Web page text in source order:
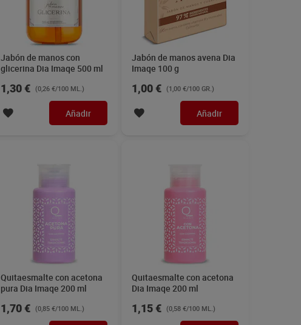
Jabón de manos con
glicerina Dia Imaqe 500 ml
1,30 € (0,26 €/100 ML.)
Añadir
Jabón de manos avena Dia
Imaqe 100 g
1,00 € (1,00 €/100 GR.)
Añadir
Quitaesmalte con acetona
pura Dia Imaqe 200 ml
1,70 € (0,85 €/100 ML.)
Quitaesmalte con acetona
Dia Imaqe 200 ml
1,15 € (0,58 €/100 ML.)